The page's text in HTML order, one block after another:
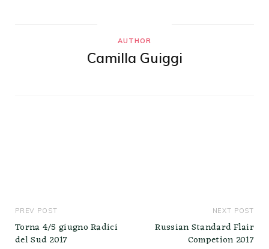
AUTHOR
Camilla Guiggi
PREV POST
Torna 4/5 giugno Radici
del Sud 2017
NEXT POST
Russian Standard Flair
Competion 2017